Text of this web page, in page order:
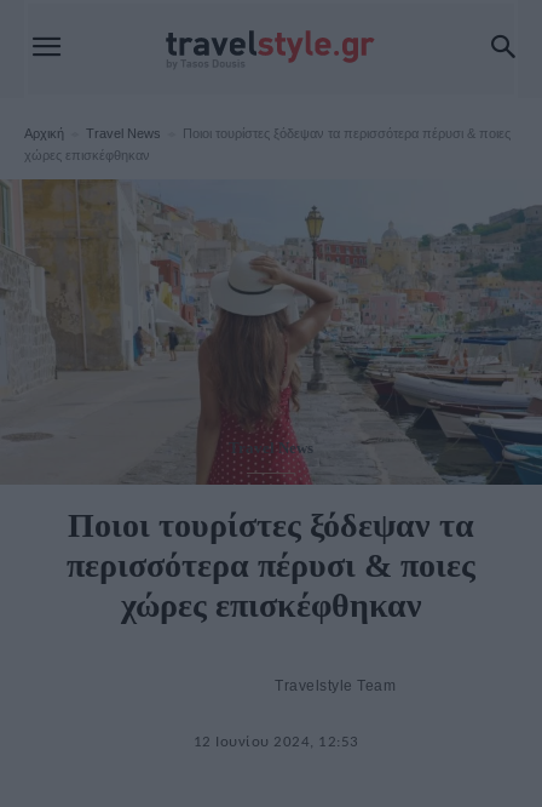
Αρχική Travel News
Ποιοι τουρίστες ξόδεψαν τα περισσότερα πέρυσι & ποιες
χώρες επισκέφθηκαν
Travel News
Ποιοι τουρίστες ξόδεψαν τα
περισσότερα πέρυσι & ποιες
χώρες επισκέφθηκαν
Travelstyle Team
12 Ιουνίου 2024, 12:53